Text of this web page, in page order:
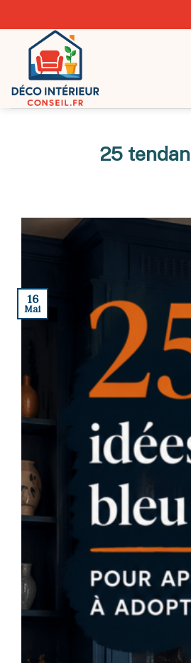
to
content
25
16
Mai